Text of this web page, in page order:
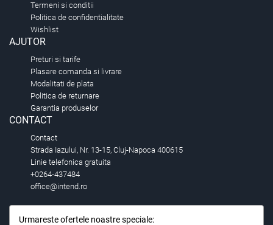
Termeni si conditii
Politica de confidentialitate
Wishlist
AJUTOR
Preturi si tarife
Plasare comanda si livrare
Modalitati de plata
Politica de returnare
Garantia produselor
CONTACT
Contact
Strada Iazului, Nr. 13-15, Cluj-Napoca 400615
Linie telefonica gratuita
+0264-437484
office@intend.ro
Urmareste ofertele noastre speciale: